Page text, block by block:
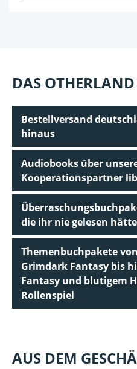
DAS
Bestellversand
hinaus
Audiobooks über
Kooperationspartner
die ihr nie gelesen
Themenbuchpakete
Grimdark Fantasy bis
Fantasy und blutigem
Rollenspiel
AUS DEM